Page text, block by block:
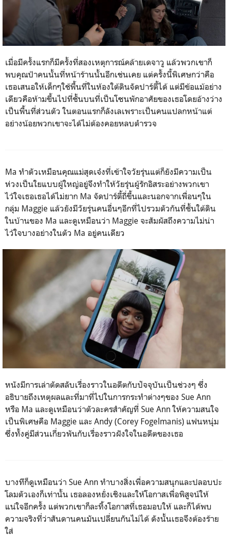
เมื่อมีครั้งแรกก็มีครั้งที่สองเหตุการณ์คล้ายเดจาวู แล้วพวกเขาก็
พบคุณป้าคนนั้นที่หน้าร้านนั้นอีกเช่นเคย แต่ครั้งนี้พิเศษกว่าคือ
เธอเสนอให้เด็กๆใช้พื้นที่ในห้องใต้ดินจัดปาร์ตี้ได้ แต่มีข้อแม้อย่าง
เดียวคือห้ามขึ้นไปที่ชั้นบนที่เป็นโซนพักอาศัยของเธอโดยอ้างว่าง
เป็นพื้นที่ส่วนตัว ในตอนแรกก็ลังเลเพราะเป็นคนแปลกหน้าแต่
อย่างน้อยพวกเขาจะได้ไม่ต้องคอยหลบตำรวจ
Ma ทำตัวเหมือนคุณแม่สุดเจ๋งที่เข้าใจวัยรุ่นแต่ก็ยังมีความเป็น
ห่วงเป็นใยแบบผู้ใหญ่อยู่จึงทำให้วัยรุ่นผู้รักอิสระอย่างพวกเขา
ไว้ใจเธอเธอได้ไม่ยาก Ma จัดปาร์ตี้ถี่ขึ้นและนอกจากเพื่อนๆใน
กลุ่ม Maggie แล้วยังมีวัยรุ่นคนอื่นๆอีกที่ไปรวมตัวกันที่ชั้นใต้ดิน
ในบ้านของ Ma และดูเหมือนว่า Maggie จะสัมผัสถึงความไม่น่า
ไว้ใจบางอย่างในตัว Ma อยู่คนเดียว
หนังมีการเล่าตัดสลับเรื่องราวในอดีตกับปัจจุบันเป็นช่วงๆ ซึ่ง
อธิบายถึงเหตุผลและที่มาที่ไปในการกระทำต่างๆของ Sue Ann
หรือ Ma และดูเหมือนว่าตัวละครสำคัญที่ Sue Ann ให้ความสนใจ
เป็นพิเศษคือ Maggie และ Andy (Corey Fogelmanis) แฟนหนุ่ม
ซึ่งทั้งคู่มีส่วนเกี่ยวพันกับเรื่องราวฝังใจในอดีตของเธอ
บางทีก็ดูเหมือนว่า Sue Ann ทำบางสิ่งเพื่อความสนุกและปลอบปะ
โลมตัวเองก็เท่านั้น เธอลองหยั่งเชิงและให้โอกาสเพื่อพิสูจน์ให้
แน่ใจอีกครั้ง แต่พวกเขาก็ละทิ้งโอกาสที่เธอมอบให้ และก็ได้พบ
ความจริงที่ว่าสันดานคนมันเปลี่ยนกันไม่ได้ ดังนั้นเธอจึงต้องร้าย
ใส่